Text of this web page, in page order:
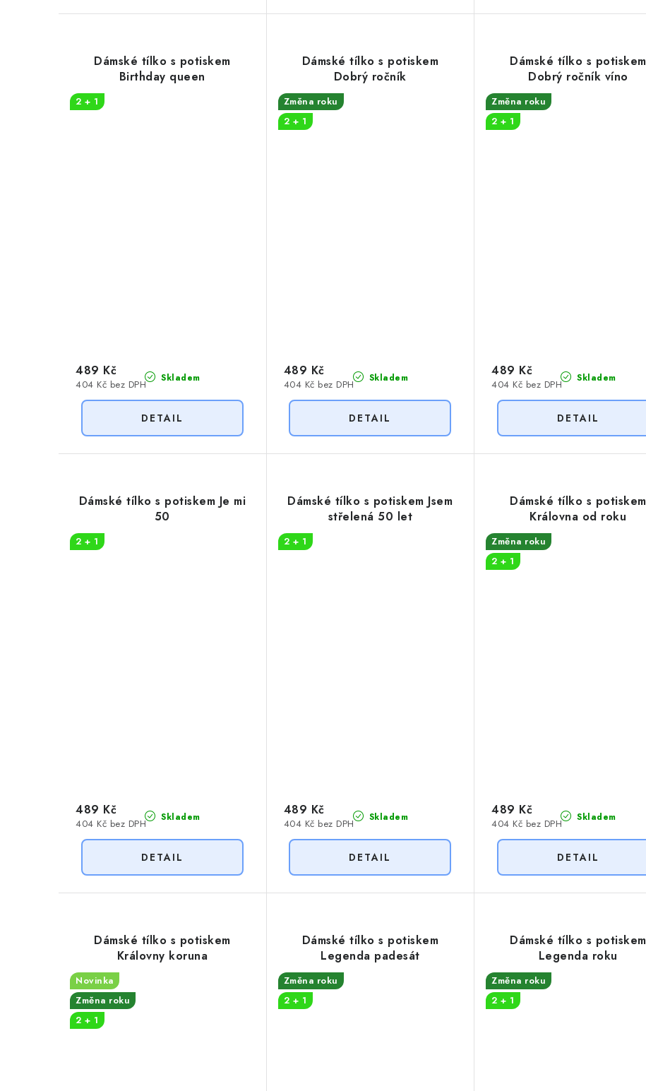
Dámské tílko s potiskem
Birthday queen
2 + 1
Skladem
404 Kč bez DPH
489 Kč
Dámské tílko s potiskem
Dobrý ročník
Změna roku
2 + 1
Skladem
404 Kč bez DPH
489 Kč
Dámské tílko s potiskem
Dobrý ročník víno
Změna roku
2 + 1
Skladem
404 Kč bez DPH
489 Kč
Dámské tílko s potiskem Je mi
50
2 + 1
Skladem
404 Kč bez DPH
489 Kč
Dámské tílko s potiskem Jsem
střelená 50 let
2 + 1
Skladem
404 Kč bez DPH
489 Kč
Dámské tílko s potiskem
Královna od roku
Změna roku
2 + 1
Skladem
404 Kč bez DPH
489 Kč
Dámské tílko s potiskem
Královny koruna
Novinka
Změna roku
2 + 1
Dámské tílko s potiskem
Legenda padesát
Změna roku
2 + 1
Dámské tílko s potiskem
Legenda roku
Změna roku
2 + 1